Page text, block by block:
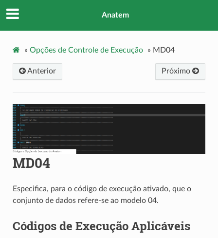
Anatem
» Opções de Controle de Execução » MD04
Próximo
Anterior
MD04
Especifica, para o código de execução ativado, que o
conjunto de dados refere-se ao modelo 04.
Códigos de Execução Aplicáveis